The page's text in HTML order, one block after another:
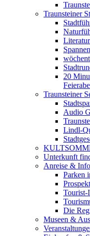
Traunsteiner
20
Traunsteiner
Audio
Lindl-
Unterkunft
Anreise &
Parken
Tourist-
Die
Museen &